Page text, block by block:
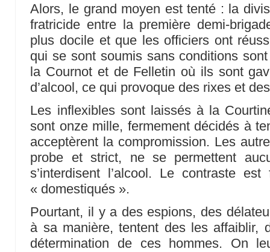
Alors, le grand moyen est tenté : la
fratricide entre la première demi-
plus docile et que les officiers ont
qui se sont soumis sans conditions
la Cournot et de Felletin où ils sont
d’alcool, ce qui provoque des rixes et
Les inflexibles sont laissés à la
sont onze mille, fermement décidés à
acceptèrent la compromission. Les
probe et strict, ne se permettent
s’interdisent l’alcool. Le contraste
« domestiqués ».
Pourtant, il y a des espions, des
à sa manière, tentent des les affaiblir,
détermination de ces hommes. On